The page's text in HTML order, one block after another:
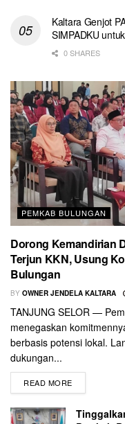
Kaltara Genjot
SIMPADKU
0 SHARES
PEMKAB BULUNGAN
Dorong Kemandirian
Terjun KKN, Usung
Bulungan
BY OWNER JENDELA KALTARA
TANJUNG SELOR —
menegaskan
berbasis potensi lokal.
dukungan...
READ MORE